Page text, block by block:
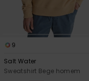
9
Salt Water
Sweatshirt Bege homem